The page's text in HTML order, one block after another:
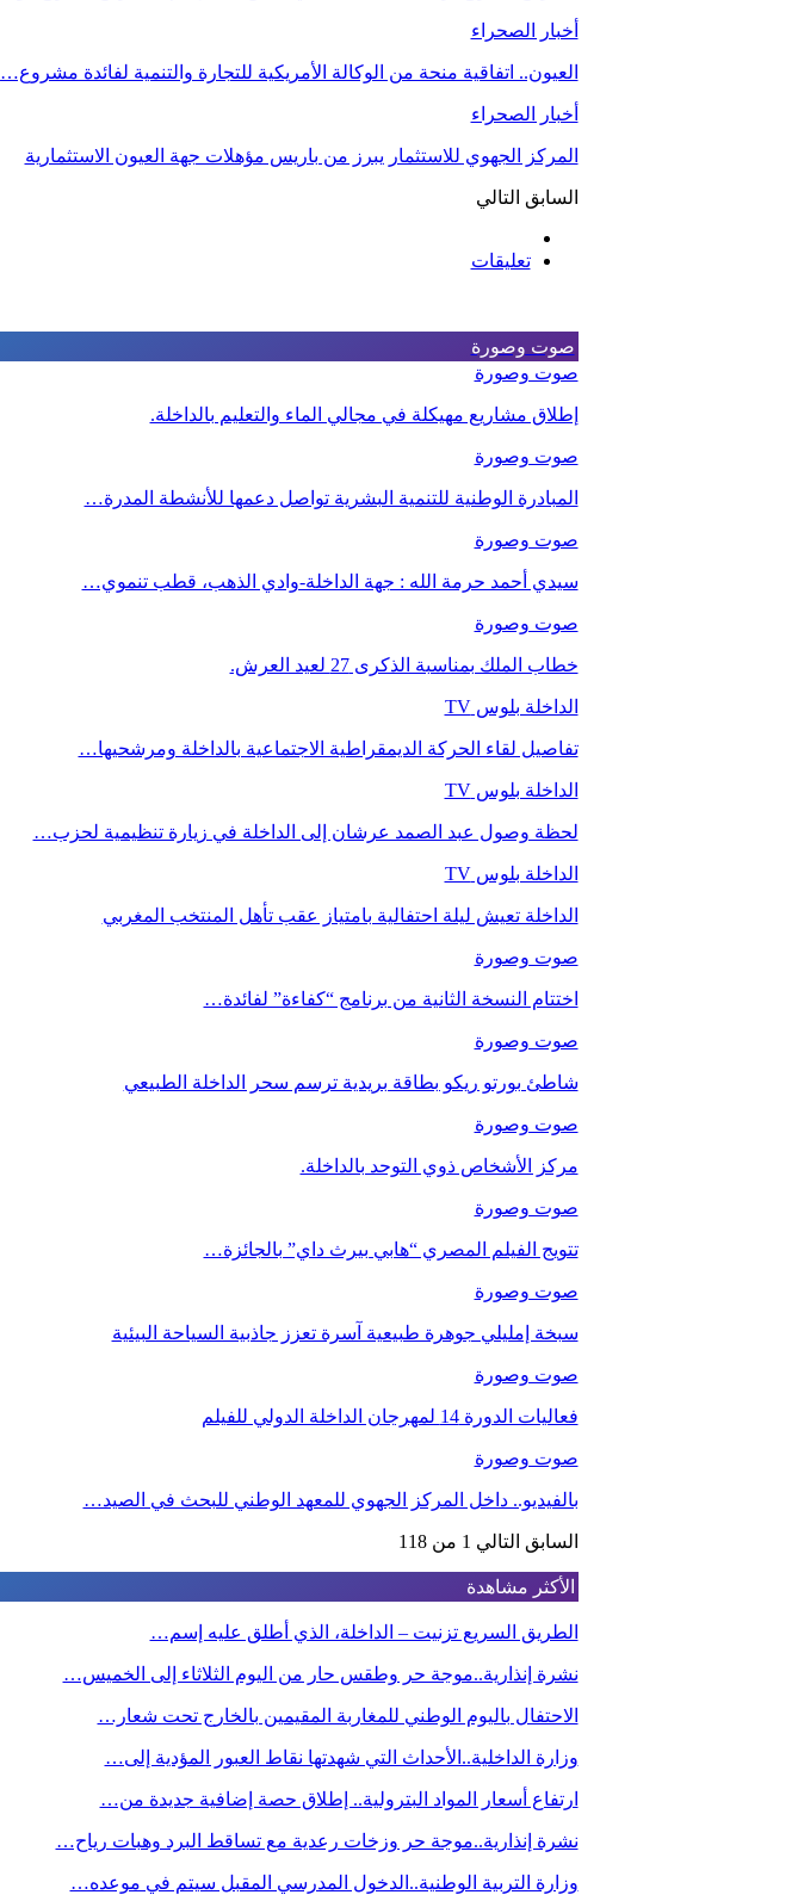
أخبار الصحراء
العيون.. اتفاقية منحة من الوكالة الأمريكية للتجارة والتنمية لفائدة مشروع…
أخبار الصحراء
المركز الجهوي للاستثمار يبرز من باريس مؤهلات جهة العيون الاستثمارية
السابق التالي
تعليقات
صوت وصورة
صوت وصورة
إطلاق مشاريع مهيكلة في مجالي الماء والتعليم بالداخلة.
صوت وصورة
المبادرة الوطنية للتنمية البشرية تواصل دعمها للأنشطة المدرة…
صوت وصورة
سيدي أحمد حرمة الله : جهة الداخلة-وادي الذهب، قطب تنموي…
صوت وصورة
خطاب الملك بمناسبة الذكرى 27 لعيد العرش.
الداخلة بلوس TV
تفاصيل لقاء الحركة الديمقراطية الاجتماعية بالداخلة ومرشحيها…
الداخلة بلوس TV
لحظة وصول عبد الصمد عرشان إلى الداخلة في زيارة تنظيمية لحزب…
الداخلة بلوس TV
الداخلة تعيش ليلة احتفالية بامتياز عقب تأهل المنتخب المغربي
صوت وصورة
اختتام النسخة الثانية من برنامج “كفاءة” لفائدة…
صوت وصورة
شاطئ بورتو ريكو بطاقة بريدية ترسم سحر الداخلة الطبيعي
صوت وصورة
مركز الأشخاص ذوي التوحد بالداخلة.
صوت وصورة
تتويج الفيلم المصري “هابي بيرث داي” بالجائزة…
صوت وصورة
سبخة إمليلي جوهرة طبيعية آسرة تعزز جاذبية السياحة البيئية
صوت وصورة
فعاليات الدورة 14 لمهرجان الداخلة الدولي للفيلم
صوت وصورة
بالفيديو.. داخل المركز الجهوي للمعهد الوطني للبحث في الصيد…
السابق التالي 1 من 118
الأكثر مشاهدة
الطريق السريع تزنيت – الداخلة، الذي أطلق عليه إسم…
نشرة إنذارية..موجة حر وطقس حار من اليوم الثلاثاء إلى الخميس…
الاحتفال باليوم الوطني للمغاربة المقيمين بالخارج تحت شعار…
وزارة الداخلية..الأحداث التي شهدتها نقاط العبور المؤدية إلى…
ارتفاع أسعار المواد البترولية.. إطلاق حصة إضافية جديدة من…
نشرة إنذارية..موجة حر وزخات رعدية مع تساقط البرد وهبات رياح…
وزارة التربية الوطنية..الدخول المدرسي المقبل سیتم في موعده…